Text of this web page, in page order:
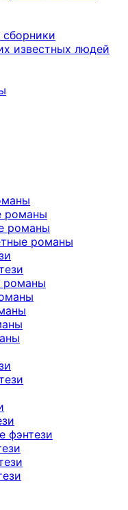
известных людей
романы
романы
романы
романы
фэнтези